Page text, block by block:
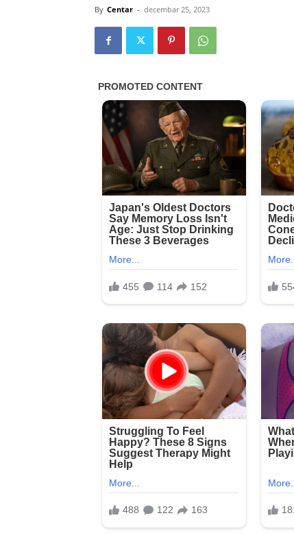
By Centar - decembar 25, 2023